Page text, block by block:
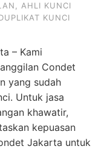
AHLI KUNCI
KUNCI
– Kami
Condet
yang sudah
Untuk jasa
khawatir,
kepuasan
Jakarta untuk